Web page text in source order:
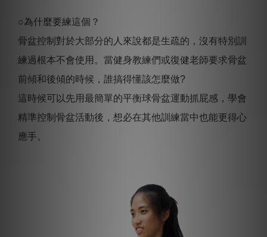
○為什麼要練這個？
骨盆控制對於大部分的人來說都是生疏的，沒有特別訓
練過根本不會使用。當健身教練們或復健老師要求骨盆
前傾和後傾的時候，誰搞得懂該怎麼做?
這時候可以先用最簡單的平衡球骨盆運動抓屁感，學會
精準控制骨盆活動後，想必在其他訓練當中也能更得心
應手。